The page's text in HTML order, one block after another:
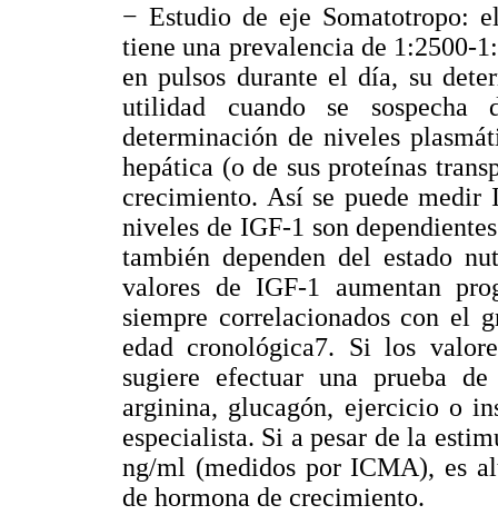
− Estudio de eje Somatotropo:
tiene una prevalencia de 1:2500-
en pulsos durante el día, su
utilidad cuando se
determinación de niveles
hepática (o de sus proteínas
crecimiento. Así se puede medir
niveles de IGF-1 son
también dependen del estado
valores de IGF-1 aumentan
siempre correlacionados con el
edad cronológica7. Si los
sugiere efectuar una prueba
arginina, glucagón, ejercicio o
especialista. Si a pesar de la
ng/ml (medidos por ICMA), es
de hormona de crecimiento.